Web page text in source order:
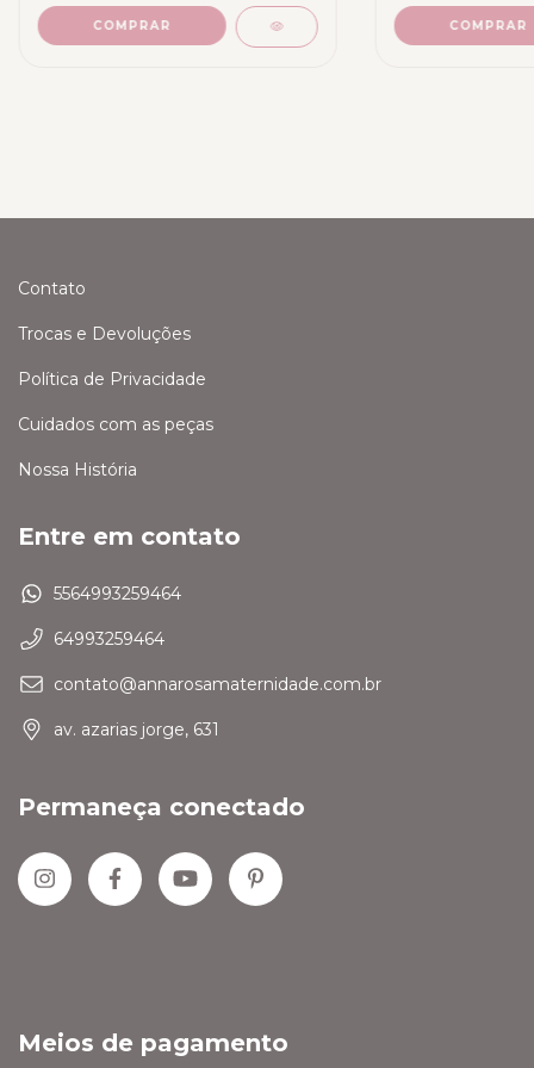
COMPRAR COMPRAR
Contato
Trocas e Devoluções
Política de Privacidade
Cuidados com as peças
Nossa História
Entre em contato
5564993259464
64993259464
contato@annarosamaternidade.com.br
av. azarias jorge, 631
Permaneça conectado
Meios de pagamento